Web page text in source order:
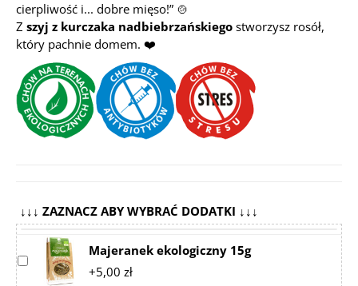
cierpliwość i... dobre mięso!” 🍲
Z szyj z kurczaka nadbiebrzańskiego stworzysz rosół,
który pachnie domem. ❤️
↓↓↓ ZAZNACZ ABY WYBRAĆ DODATKI ↓↓↓
Select
accessory
Majeranek ekologiczny 15g
+5,00 zł